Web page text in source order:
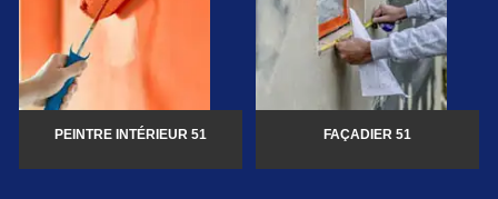
PEINTRE INTÉRIEUR 51 FAÇADIER 51